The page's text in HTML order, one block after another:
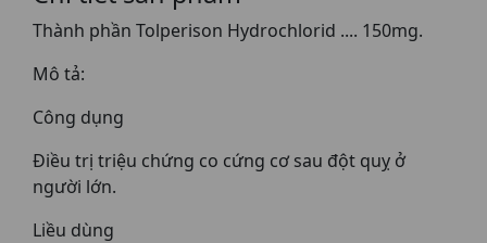
Thành phần Tolperison Hydrochlorid .... 150mg.
Mô tả:
Công dụng
Điều trị triệu chứng co cứng cơ sau đột quỵ ở
người lớn.
Liều dùng